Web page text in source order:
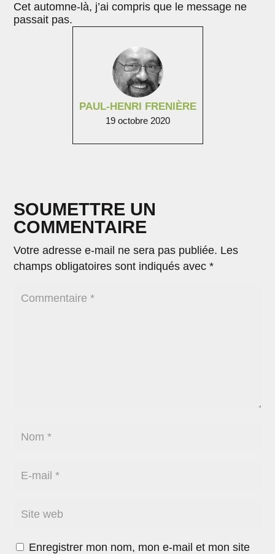
PAUL-HENRI FRENIÈRE
19 octobre 2020
Cet automne-là, j’ai compris que le message ne
passait pas.
SOUMETTRE UN
COMMENTAIRE
Votre adresse e-mail ne sera pas publiée. Les
champs obligatoires sont indiqués avec*
Enregistrer mon nom, mon e-mail et mon site